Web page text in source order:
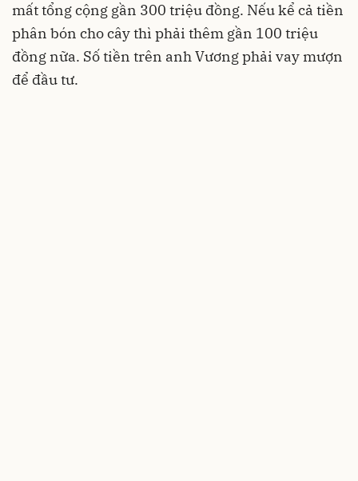
mất tổng cộng gần 300 triệu đồng. Nếu kể cả tiền
phân bón cho cây thì phải thêm gần 100 triệu
đồng nữa. Số tiền trên anh Vương phải vay mượn
để đầu tư.